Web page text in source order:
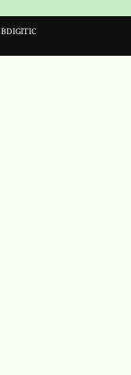
BDIGITIC